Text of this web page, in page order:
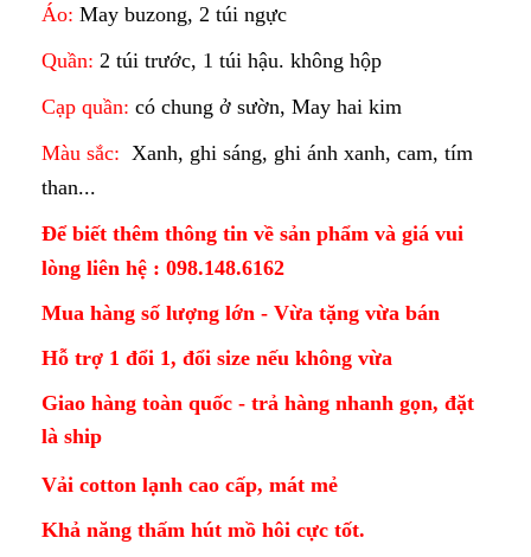
Áo: May buzong, 2 túi ngực
Quần: 2 túi trước, 1 túi hậu. không hộp
Cạp quần: có chung ở sườn, May hai kim
Màu sắc: Xanh, ghi sáng, ghi ánh xanh, cam, tím
than...
Để biết thêm thông tin về sản phẩm và giá vui
lòng liên hệ : 098.148.6162
Mua hàng số lượng lớn - Vừa tặng vừa bán
Hỗ trợ 1 đổi 1, đổi size nếu không vừa
Giao hàng toàn quốc - trả hàng nhanh gọn, đặt
là ship
Vải cotton lạnh cao cấp, mát mẻ
Khả năng thấm hút mồ hôi cực tốt.